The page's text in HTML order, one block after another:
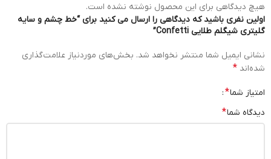
هیچ دیدگاهی برای این محصول نوشته نشده است.
اولین نفری باشید که دیدگاهی را ارسال می کنید برای “خط چشم و سایه
گلیتری شیگلم طلایی Confetti”
نشانی ایمیل شما منتشر نخواهد شد. بخش‌های موردنیاز علامت‌گذاری
شده‌اند *
امتیاز شما*
دیدگاه شما*